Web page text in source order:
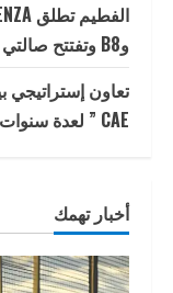
وB8 وتفتتح صالتي عرض رئيسيتين في الرياض وجدة
تعاون إستراتيجي
CAE ” لعدة سنوات في تقنيات التدريب
أخبار تهمك